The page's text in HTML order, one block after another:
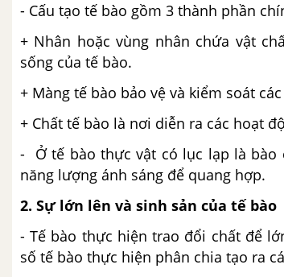
- Cấu tạo tế bào gồm 3 thành phần
+ Nhân hoặc vùng nhân chứa vật
sống của tế bào.
+ Màng tế bào bảo vệ và kiểm soát
+ Chất tế bào là nơi diễn ra các hoạt
- Ở tế bào thực vật có lục lạp là bào
năng lượng ánh sáng để quang hợp.
2. Sự lớn lên và sinh sản của tế bào
- Tế bào thực hiện trao đổi chất để
số tế bào thực hiện phân chia tạo ra